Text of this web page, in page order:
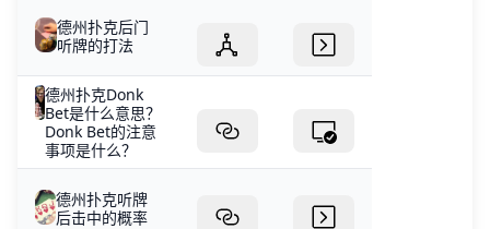
德州扑克后门
听牌的打法
德州扑克Donk
Bet是什么意思？
Donk Bet的注意
事项是什么？
德州扑克听牌
后击中的概率